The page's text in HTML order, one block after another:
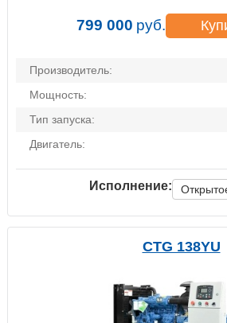
799 000 руб.
Производитель:
Мощность:
Тип запуска:
Двигатель:
Исполнение:
CTG 138YU